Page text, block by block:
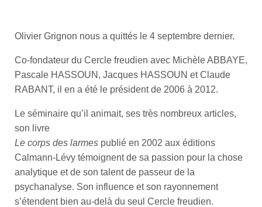
Olivier Grignon nous a quittés le 4 septembre dernier.
Co-fondateur du Cercle freudien avec Michèle ABBAYE,
Pascale HASSOUN, Jacques HASSOUN et Claude
RABANT, il en a été le président de 2006 à 2012.
Le séminaire qu’il animait, ses très nombreux articles,
son livre
Le corps des larmes publié en 2002 aux éditions
Calmann-Lévy témoignent de sa passion pour la chose
analytique et de son talent de passeur de la
psychanalyse. Son influence et son rayonnement
s’étendent bien au-delà du seul Cercle freudien.